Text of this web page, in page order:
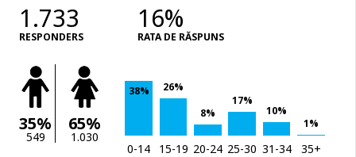
1.733
RESPONDERS
16%
RATA DE RĂSPUNS
35%
549
65%
1.030
38%
26%
8%
17%
10%
1%
0-14 15-19 20-24 25-30 31-34 35+